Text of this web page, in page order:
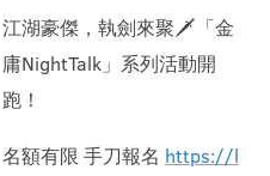
江湖豪傑，執劍來聚🗡「金
庸NightTalk」系列活動開
跑！
名額有限 手刀報名 https://l